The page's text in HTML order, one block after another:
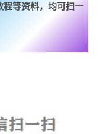
程等资料，均可扫一